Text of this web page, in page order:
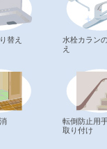
替え
水栓カラン
え
転倒防止用
取り付け